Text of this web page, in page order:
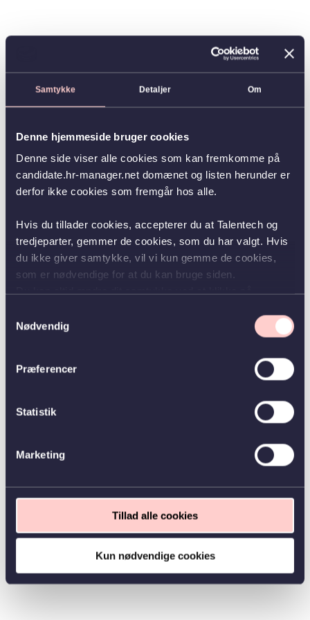
Samtykke Detaljer Om
Denne hjemmeside bruger cookies
Denne side viser alle cookies som kan fremkomme på
candidate.hr-manager.net domænet og listen herunder er
derfor ikke cookies som fremgår hos alle.
Hvis du tillader cookies, accepterer du at Talentech og
tredjeparter, gemmer de cookies, som du har valgt. Hvis
du ikke giver samtykke, vil vi kun gemme de cookies,
som er nødvendige for at du kan bruge siden.
Nødvendig
Præferencer
Statistik
Marketing
Tillad alle cookies
Kun nødvendige cookies